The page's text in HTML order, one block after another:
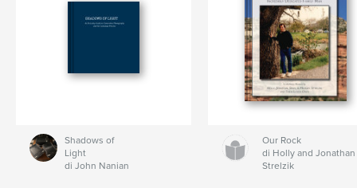
Shadows of
Light
di John Nanian
Our Rock
di Holly and Jonathan
Strelzik